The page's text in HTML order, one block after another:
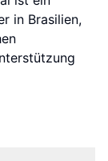
in Brasilien,